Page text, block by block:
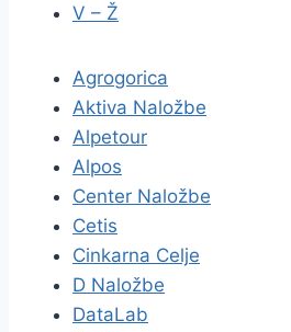
V – Ž
Agrogorica
Aktiva Naložbe
Alpetour
Alpos
Center Naložbe
Cetis
Cinkarna Celje
D Naložbe
DataLab